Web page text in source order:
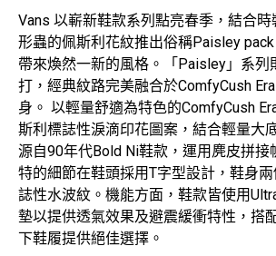
Vans 以嶄新鞋款系列點亮春季，結合
形蟲的佩斯利花紋推出俗稱Paisley
帶來煥然一新的風格。「Paisley」系列
打，經典紋路完美融合於ComfyCush
身。 以輕量舒適為特色的ComfyCush
斯利標誌性淚滴印花圖案，結合輕量大
源自90年代Bold Ni鞋款，運用麂皮拼接
特的細節在鞋頭採用T字型設計，鞋身
誌性水波紋。機能方面，鞋款皆使用
墊以提供透氣效果及避震緩衝特性，搭
下鞋履提供絕佳選擇。